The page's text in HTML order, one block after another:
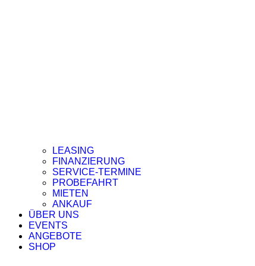
LEASING
FINANZIERUNG
SERVICE-TERMINE
PROBEFAHRT
MIETEN
ANKAUF
ÜBER UNS
EVENTS
ANGEBOTE
SHOP